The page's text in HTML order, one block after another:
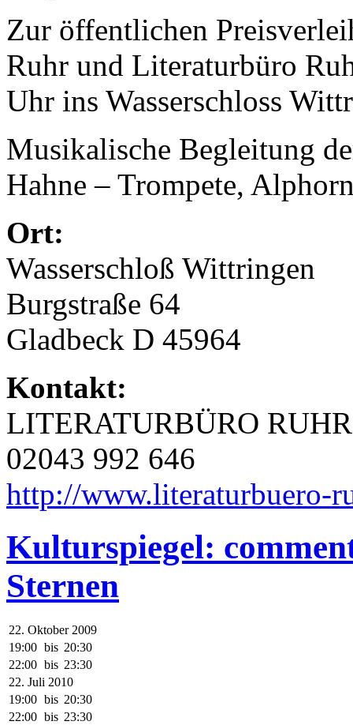
Zur öffentlichen
Ruhr und Literaturbüro
Uhr ins Wasserschloss
Musikalische Begleitung
Hahne – Trompete,
Ort:
Wasserschloß Wittringen
Burgstraße 64
Gladbeck D 45964
Kontakt:
LITERATURBÜRO
02043 992 646
http://www.literaturbuero-
Kulturspiegel:
Sternen
22. Oktober 2009
19:00 bis 20:30
22:00 bis 23:30
22. Juli 2010
19:00 bis 20:30
22:00 bis 23:30